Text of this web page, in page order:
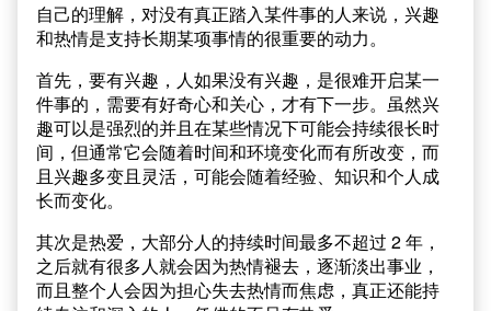
自己的理解，对没有真正踏入某件事的人来说，兴趣
和热情是支持长期某项事情的很重要的动力。
首先，要有兴趣，人如果没有兴趣，是很难开启某一
件事的，需要有好奇心和关心，才有下一步。虽然兴
趣可以是强烈的并且在某些情况下可能会持续很长时
间，但通常它会随着时间和环境变化而有所改变，而
且兴趣多变且灵活，可能会随着经验、知识和个人成
长而变化。
其次是热爱，大部分人的持续时间最多不超过 2 年，
之后就有很多人就会因为热情褪去，逐渐淡出事业，
而且整个人会因为担心失去热情而焦虑，真正还能持